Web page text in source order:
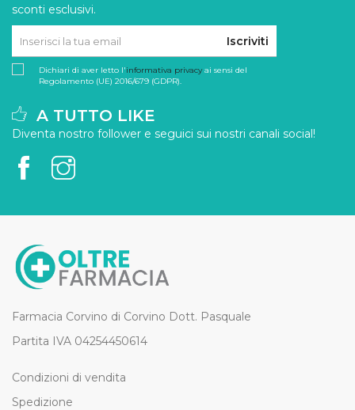
sconti esclusivi.
Iscriviti
Dichiari di aver letto l'informativa privacyai sensi del
Regolamento (UE) 2016/679 (GDPR).
A TUTTO LIKE
Diventa nostro follower e seguici sui nostri canali social!
Farmacia Corvino di Corvino Dott. Pasquale
Partita IVA 04254450614
Condizioni di vendita
Spedizione